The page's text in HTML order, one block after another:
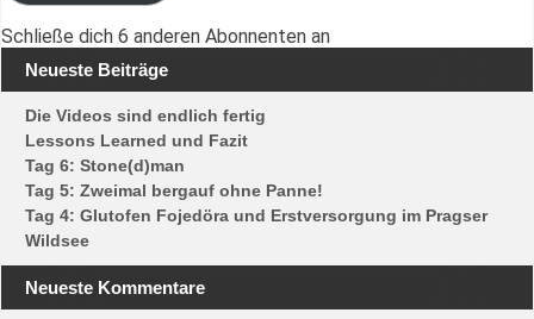
Schließe dich 6 anderen Abonnenten an
Neueste Beiträge
Die Videos sind endlich fertig
Lessons Learned und Fazit
Tag 6: Stone(d)man
Tag 5: Zweimal bergauf ohne Panne!
Tag 4: Glutofen Fojedöra und Erstversorgung im Pragser
Wildsee
Neueste Kommentare